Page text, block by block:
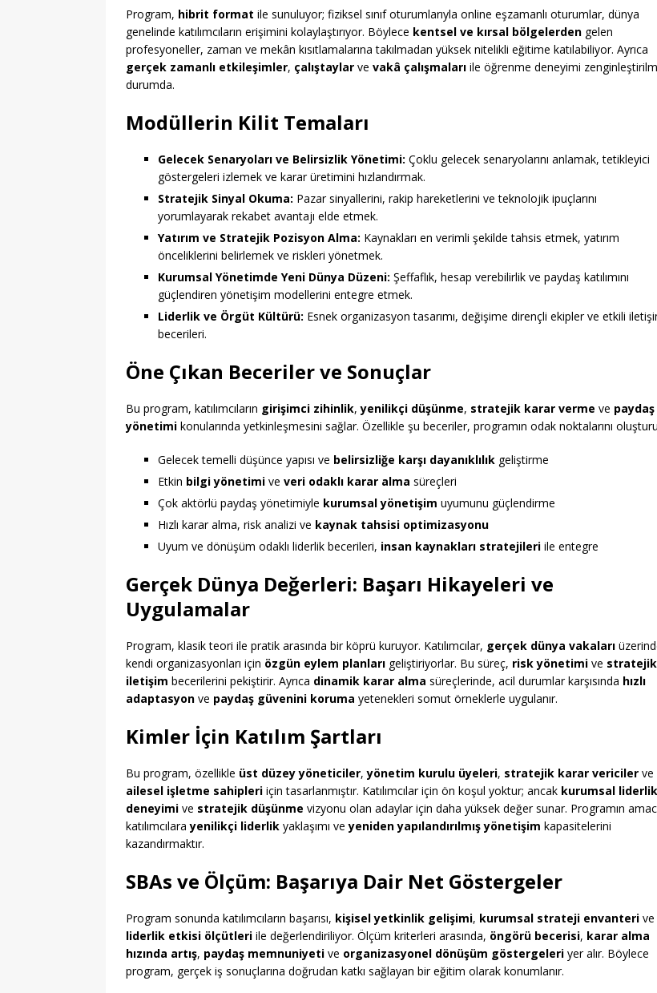
Program, hibrit format ile sunuluyor; fiziksel sınıf oturumlarıyla online eşzamanlı oturumlar, dünya
genelinde katılımcıların erişimini kolaylaştırıyor. Böylece kentsel ve kırsal bölgelerden gelen
profesyoneller, zaman ve mekân kısıtlamalarına takılmadan yüksek nitelikli eğitime katılabiliyor. Ayrıca
gerçek zamanlı etkileşimler, çalıştaylar ve vakâ çalışmaları ile öğrenme deneyimi
durumda.
Modüllerin Kilit Temaları
Gelecek Senaryoları ve Belirsizlik Yönetimi: Çoklu gelecek senaryolarını anlamak, tetikleyici
göstergeleri izlemek ve karar üretimini hızlandırmak.
Stratejik Sinyal Okuma: Pazar sinyallerini, rakip hareketlerini ve teknolojik ipuçlarını
yorumlayarak rekabet avantajı elde etmek.
Yatırım ve Stratejik Pozisyon Alma: Kaynakları en verimli şekilde tahsis etmek, yatırım
önceliklerini belirlemek ve riskleri yönetmek.
Kurumsal Yönetimde Yeni Dünya Düzeni: Şeffaflık, hesap verebilirlik ve paydaş katılımını
güçlendiren yönetişim modellerini entegre etmek.
Liderlik ve Örgüt Kültürü: Esnek organizasyon tasarımı, değişime dirençli ekipler ve etkili
becerileri.
Öne Çıkan Beceriler ve Sonuçlar
Bu program, katılımcıların girişimci zihinlik,yenilikçi düşünme, stratejik karar verme ve paydaş
yönetimi konularında yetkinleşmesini sağlar. Özellikle şu beceriler, programın odak noktalarını
Gelecek temelli düşünce yapısı ve belirsizliğe karşı dayanıklılık geliştirme
Etkin bilgi yönetimi ve veri odaklı karar alma süreçleri
Çok aktörlü paydaş yönetimiyle kurumsal yönetişim uyumunu güçlendirme
Hızlı karar alma, risk analizi ve kaynak tahsisi optimizasyonu
Uyum ve dönüşüm odaklı liderlik becerileri, insan kaynakları stratejileri ile entegre
Gerçek Dünya Değerleri: Başarı Hikayeleri ve
Uygulamalar
Program, klasik teori ile pratik arasında bir köprü kuruyor. Katılımcılar, gerçek dünya vakaları
kendi organizasyonları için özgün eylem planları geliştiriyorlar. Bu süreç, risk yönetimi ve stratejik
iletişim becerilerini pekiştirir. Ayrıca dinamik karar alma süreçlerinde, acil durumlar karşısında hızlı
adaptasyon ve paydaş güvenini koruma yetenekleri somut örneklerle uygulanır.
Kimler İçin Katılım Şartları
Bu program, özellikle üst düzey yöneticiler,yönetim kurulu üyeleri, stratejik karar vericiler ve
ailesel işletme sahipleri için tasarlanmıştır. Katılımcılar için ön koşul yoktur; ancak kurumsal liderlik
deneyimi ve stratejik düşünme vizyonu olan adaylar için daha yüksek değer sunar. Programın
katılımcılarayenilikçi liderlik yaklaşımı veyeniden yapılandırılmış yönetişim kapasitelerini
kazandırmaktır.
SBAs ve Ölçüm: Başarıya Dair Net Göstergeler
Program sonunda katılımcıların başarısı, kişisel yetkinlik gelişimi, kurumsal strateji envanteri ve
liderlik etkisi ölçütleri ile değerlendiriliyor. Ölçüm kriterleri arasında, öngörü becerisi, karar alma
hızında artış, paydaş memnuniyeti ve organizasyonel dönüşüm göstergeleri yer alır. Böylece
program, gerçek iş sonuçlarına doğrudan katkı sağlayan bir eğitim olarak konumlanır.